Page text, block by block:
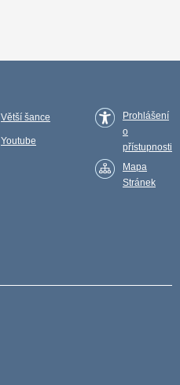
Větší šance
Youtube
Prohlášení
o
přístupnosti
Mapa
Stránek